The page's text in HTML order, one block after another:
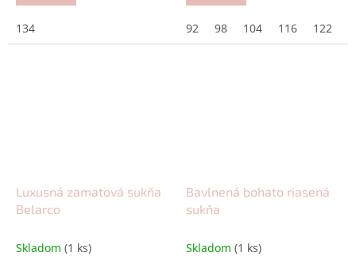
134 92 98 104 116 122
Luxusná zamatová sukňa
Belarco
Skladom (1 ks)
Bavlnená bohato riasená
sukňa
Skladom (1 ks)